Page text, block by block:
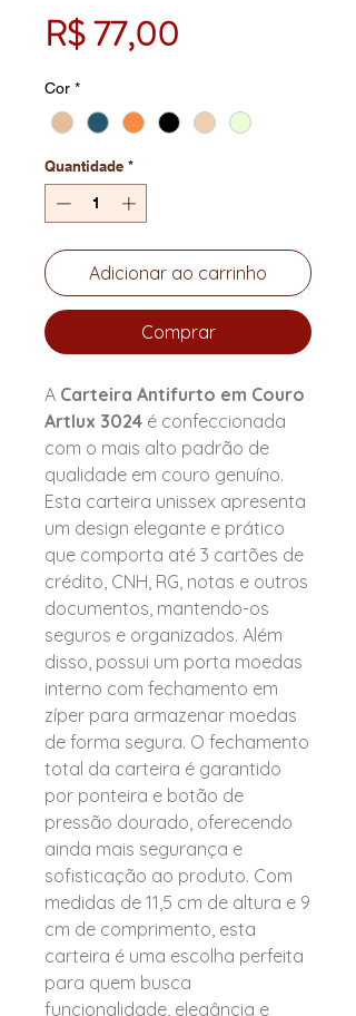
R$ 77,00
Cor *
Quantidade *
Adicionar ao carrinho
Comprar
A Carteira Antifurto em Couro
Artlux 3024 é confeccionada
com o mais alto padrão de
qualidade em couro genuíno.
Esta carteira unissex apresenta
um design elegante e prático
que comporta até 3 cartões de
crédito, CNH, RG, notas e outros
documentos, mantendo-os
seguros e organizados. Além
disso, possui um porta moedas
interno com fechamento em
zíper para armazenar moedas
de forma segura. O fechamento
total da carteira é garantido
por ponteira e botão de
pressão dourado, oferecendo
ainda mais segurança e
sofisticação ao produto. Com
medidas de 11,5 cm de altura e 9
cm de comprimento, esta
carteira é uma escolha perfeita
para quem busca
funcionalidade, elegância e